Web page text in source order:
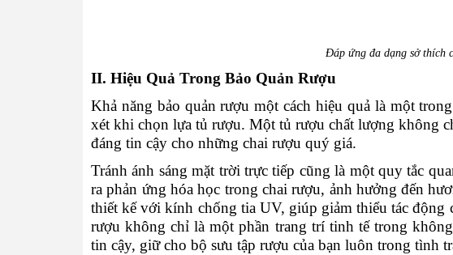
Đáp ứng đa dạng sở thích
II. Hiệu Quả Trong Bảo Quản Rượu
Khả năng bảo quản rượu một cách hiệu quả là một
xét khi chọn lựa tủ rượu. Một tủ rượu chất lượng không
đáng tin cậy cho những chai rượu quý giá.
Tránh ánh sáng mặt trời trực tiếp cũng là một quy tắc
ra phản ứng hóa học trong chai rượu, ảnh hưởng đến
thiết kế với kính chống tia UV, giúp giảm thiểu tác động
rượu không chỉ là một phần trang trí tinh tế trong
tin cậy, giữ cho bộ sưu tập rượu của bạn luôn trong tình